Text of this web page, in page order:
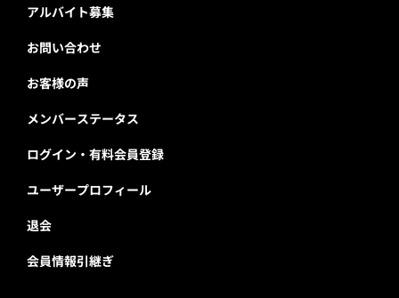
アルバイト募集
お問い合わせ
お客様の声
メンバーステータス
ログイン・有料会員登録
ユーザープロフィール
退会
会員情報引継ぎ